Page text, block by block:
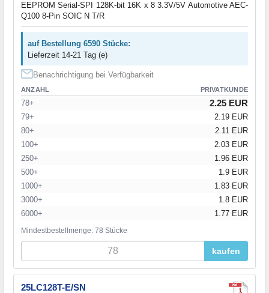
EEPROM Serial-SPI 128K-bit 16K x 8 3.3V/5V Automotive AEC-
Q100 8-Pin SOIC N T/R
auf Bestellung 6590 Stücke:
Lieferzeit 14-21 Tag (e)
Benachrichtigung bei Verfügbarkeit
ANZAHL PRIVATKUNDE
78+ 2.25 EUR
79+
2.19 EUR
80+
2.11 EUR
100+
2.03 EUR
250+
1.96 EUR
500+
1.9 EUR
1000+
1.83 EUR
3000+
1.8 EUR
6000+
1.77 EUR
Mindestbestellmenge: 78 Stücke
kaufen
25LC128T-E/SN